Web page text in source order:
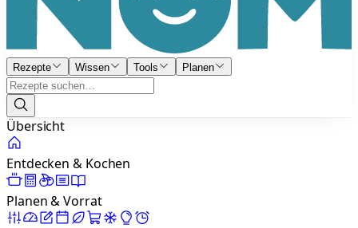
Rezepte Wissen Tools Planen
Übersicht
Entdecken & Kochen
Planen & Vorrat